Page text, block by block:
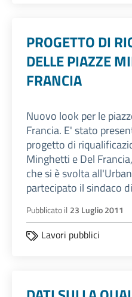
PROGETTO DI
DELLE PIAZZE
FRANCIA
Nuovo look per le
Francia. E' stato
progetto di
Minghetti e Del
che si è svolta
partecipato il sindaco
Pubblicato il 23 Luglio 2011
Lavori pubblici